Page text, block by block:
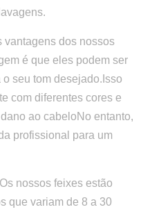
vantagens dos nossos
é que eles podem ser
seu tom desejado.Isso
com diferentes cores e
ao cabeloNo entanto,
profissional para um
Os nossos feixes estão
que variam de 8 a 30